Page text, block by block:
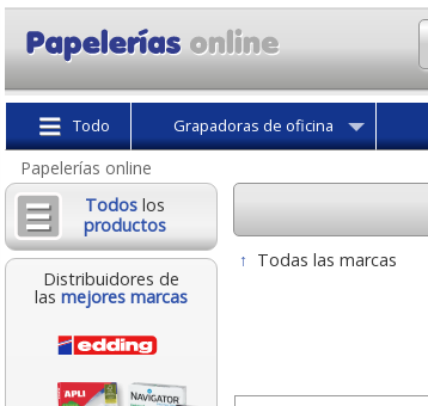
Todo Grapadoras de oficina
Papelerías online
Todos los
productos
Distribuidores de
las mejores marcas
↑ Todas las marcas